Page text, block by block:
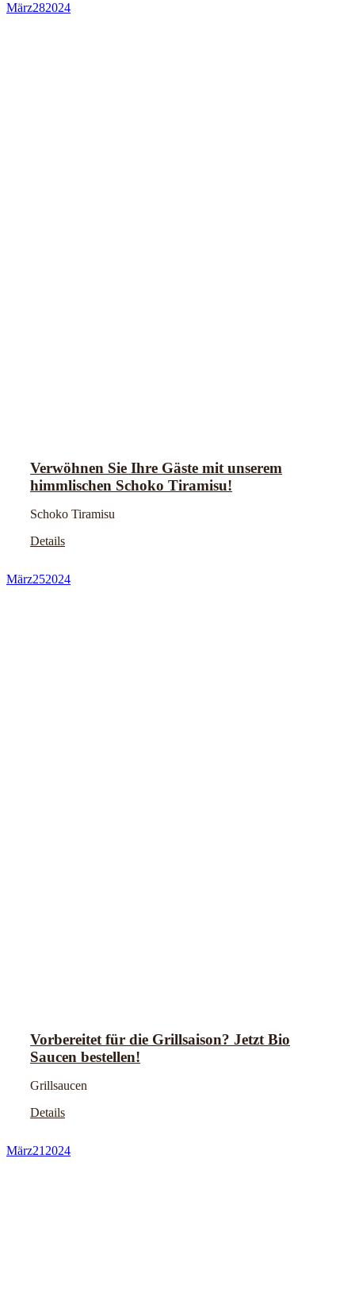
März282024
Verwöhnen Sie Ihre Gäste mit unserem
himmlischen Schoko Tiramisu!
Schoko Tiramisu
Details
März252024
Vorbereitet für die Grillsaison? Jetzt Bio
Saucen bestellen!
Grillsaucen
Details
März21 2024